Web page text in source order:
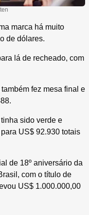
marca há muito
de dólares.
lá de recheado, com
fez mesa final e
sido verde e
para US$ 92.930 totais
de 18º aniversário da
com o título de
US$ 1.000.000,00